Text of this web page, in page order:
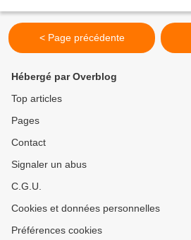
< Page précédente
Hébergé par Overblog
Top articles
Pages
Contact
Signaler un abus
C.G.U.
Cookies et données personnelles
Préférences cookies